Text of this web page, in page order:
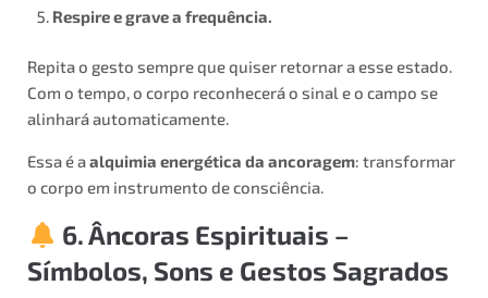
Respire e grave a frequência.
Repita o gesto sempre que quiser retornar a esse estado.
Com o tempo, o corpo reconhecerá o sinal e o campo se
alinhará automaticamente.
Essa é aalquimia energética da ancoragem: transformar
o corpo em instrumento de consciência.
6. Âncoras Espirituais –
Símbolos, Sons e Gestos Sagrados